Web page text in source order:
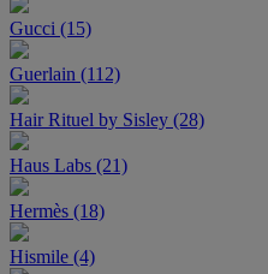
Gucci (15)
Guerlain (112)
Hair Rituel by Sisley (28)
Haus Labs (21)
Hermès (18)
Hismile (4)